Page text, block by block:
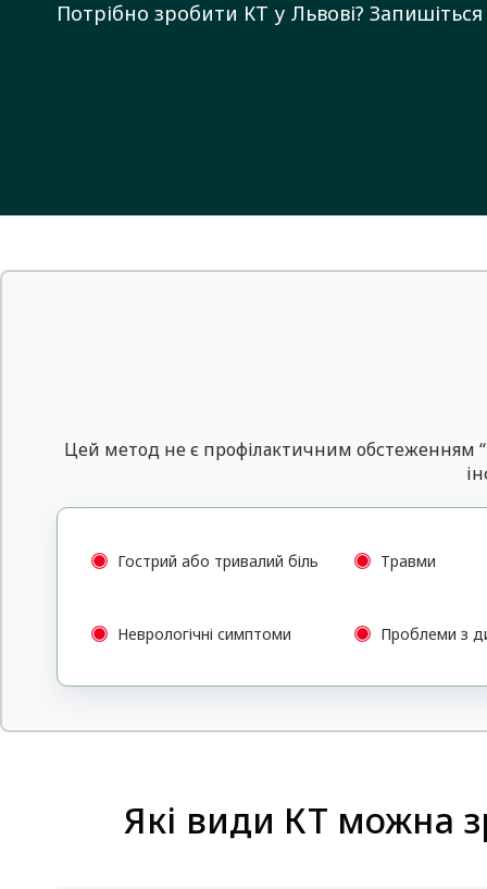
Потрібно зробити КТ у Львові?
Цей метод не є профілактичним обстеженням
Гострий або тривалий біль Травми
Неврологічні симптоми Проблеми з
Які види КТ можна